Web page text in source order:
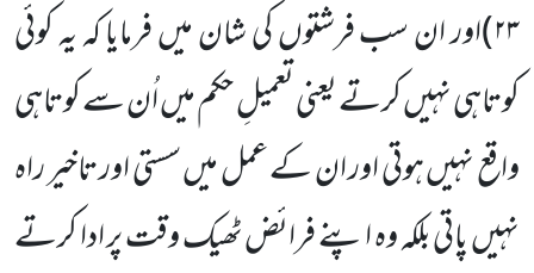
۲۳)اور ان سب فرشتوں کی شان میں فرمایا کہ یہ کوئی
کوتاہی نہیں کرتے یعنی تعمیلِ حکم میں اُن سے کوتاہی
واقع نہیں ہوتی اور ان کے عمل میں سستی اور تاخیر راہ
نہیں پاتی بلکہ وہ اپنے فرائض ٹھیک وقت پر ادا کرتے